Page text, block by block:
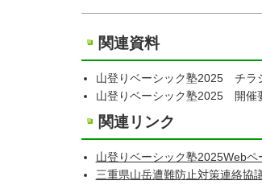
関連資料
山登りベーシック塾2025 チラ
山登りベーシック塾2025 開催
関連リンク
山登りベーシック塾2025Webペ
三重県山岳遭難防止対策連絡協